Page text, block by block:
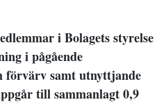
i Bolagets styrelse
i pågående
förvärv samt utnyttjande
till sammanlagt 0,9